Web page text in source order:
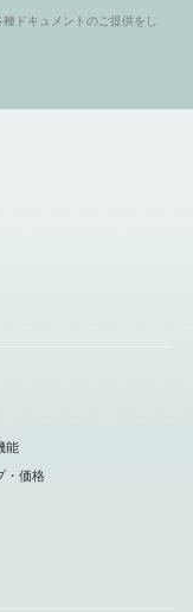
ドキュメントのご提供をし
能
・価格